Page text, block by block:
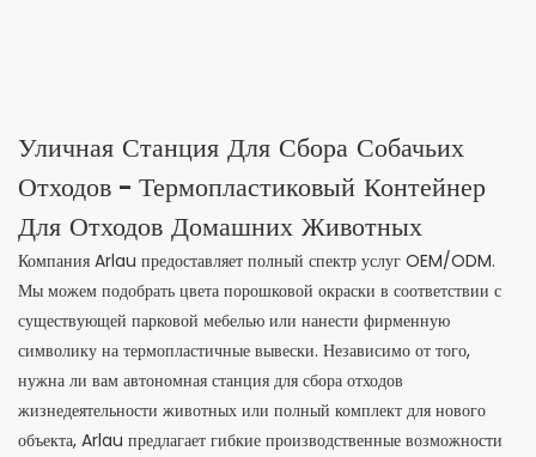
Уличная Станция Для Сбора Собачьих
Отходов – Термопластиковый Контейнер
Для Отходов Домашних Животных
Компания Arlau предоставляет полный спектр услуг OEM/ODM.
Мы можем подобрать цвета порошковой окраски в соответствии с
существующей парковой мебелью или нанести фирменную
символику на термопластичные вывески. Независимо от того,
нужна ли вам автономная станция для сбора отходов
жизнедеятельности животных или полный комплект для нового
объекта, Arlau предлагает гибкие производственные возможности